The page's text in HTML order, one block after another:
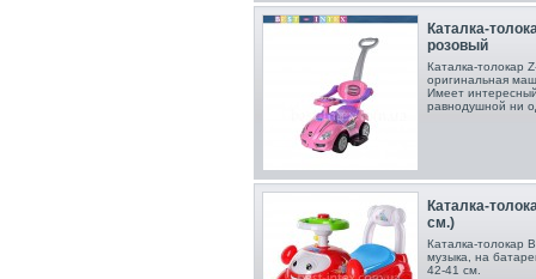
Каталка-
розовый
Каталка-толокар
оригинальная
Имеет
равнодушной ни
Каталка-
см.)
Каталка-толокар
музыка, на
42-41 см.